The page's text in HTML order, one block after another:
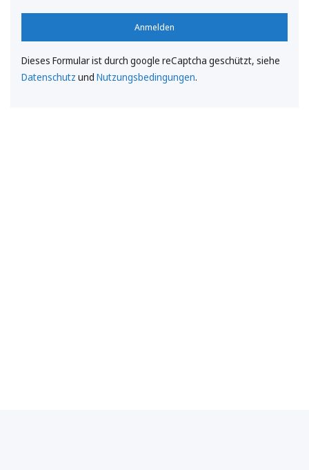
Anmelden
Dieses Formular ist durch google reCaptcha geschützt, siehe
Datenschutz und Nutzungsbedingungen.